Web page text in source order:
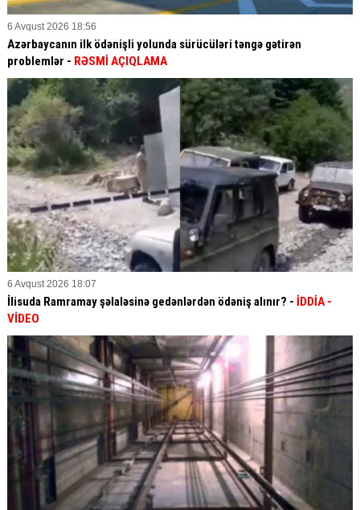
6 Avqust 2026 18:56
Azərbaycanın ilk ödənişli yolunda sürücüləri təngə gətirən
problemlər - RƏSMİ AÇIQLAMA
6 Avqust 2026 18:07
İlisuda Ramramay şəlaləsinə gedənlərdən ödəniş alınır? - İDDİA -
VİDEO